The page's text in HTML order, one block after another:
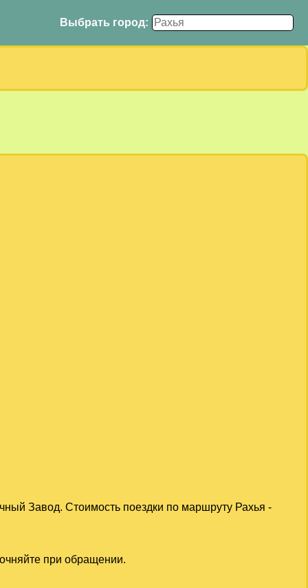
Выбрать город:
Завод. Стоимость поездки по маршруту Рахья -
при обращении.